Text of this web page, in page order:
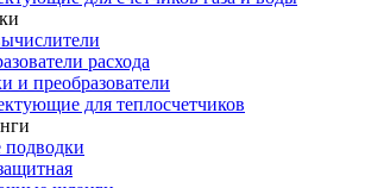
расхода
и преобразователи
для теплосчетчиков
подводки